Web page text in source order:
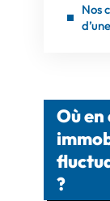
Nos
Où en
?